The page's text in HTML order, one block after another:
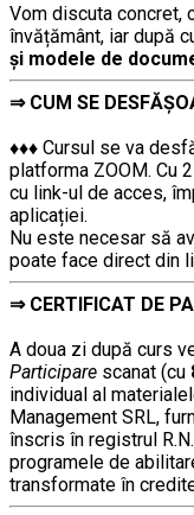
Vom discuta concret,
învățământ, iar după
și modele de
⇒CUM SE
♦♦♦ Cursul se va
platforma ZOOM. Cu
cu link-ul de acces,
aplicației.
Nu este necesar să
poate face direct din
⇒CERTIFICAT DE
A doua zi după curs
Participare scanat (cu
individual al
Management SRL,
înscris în registrul
programele de
transformate în